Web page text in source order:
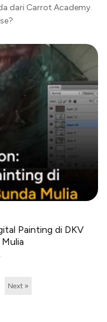
dari Carrot Academy.
Painting di DKV
Next »